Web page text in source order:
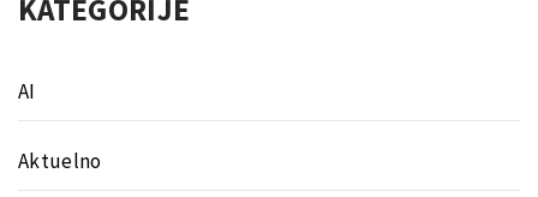
KATEGORIJE
AI
Aktuelno